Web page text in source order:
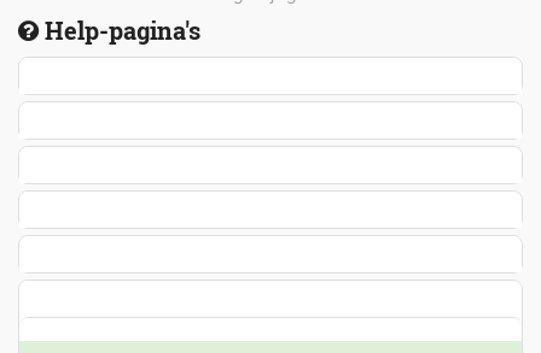
Help-pagina's